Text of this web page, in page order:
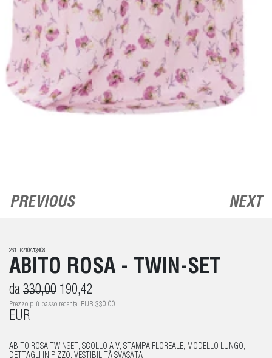
PREVIOUS NEXT
261TP210A13408
ABITO ROSA - TWIN-SET
da 330,00 190,42
Prezzo più basso recente: EUR 330,00
EUR
ABITO ROSA TWINSET, SCOLLO A V, STAMPA FLOREALE, MODELLO LUNGO,
DETTAGLI IN PIZZO, VESTIBILITÀ SVASATA